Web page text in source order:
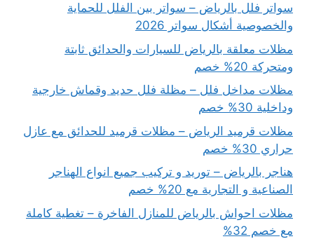
سواتر فلل بالرياض – سواتر بين الفلل للحماية
والخصوصية أشكال سواتر 2026
مظلات معلقة بالرياض للسيارات والحدائق ثابتة
ومتحركة 20% خصم
مظلات مداخل فلل – مظلة فلل حديد وقماش خارجية
وداخلية 30% خصم
مظلات قرميد الرياض – مظلات قرميد للحدائق مع عازل
حراري 30% خصم
هناجر بالرياض – توريد و تركيب جميع انواع الهناجر
الصناعية و التجارية مع 20% خصم
مظلات احواش بالرياض للمنازل الفاخرة – تغطية كاملة
مع خصم 32%